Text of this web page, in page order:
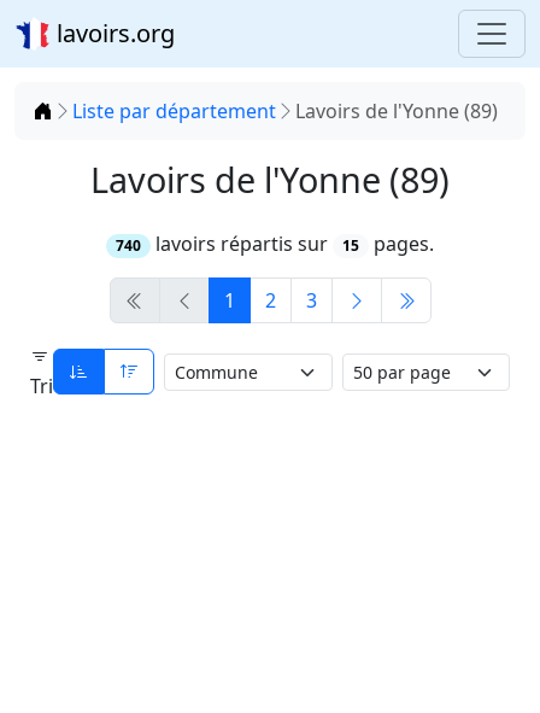
lavoirs.org
Accueil
Liste par département Lavoirs de l'Yonne (89)
Lavoirs de l'Yonne (89)
740 lavoirs répartis sur 15 pages.
1 2 3
Tri